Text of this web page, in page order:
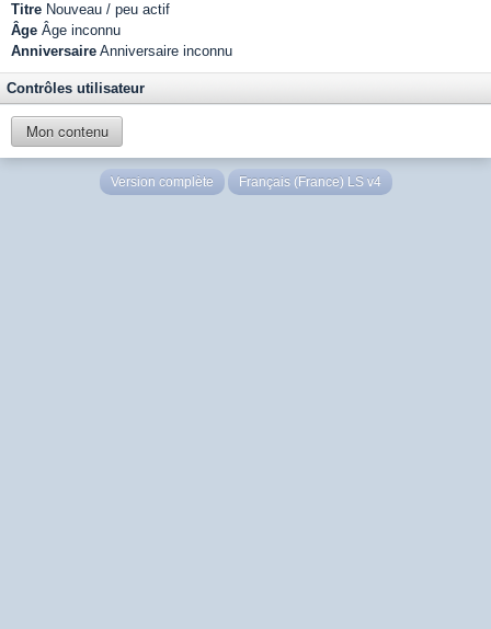
Titre Nouveau / peu actif
Âge Âge inconnu
Anniversaire Anniversaire inconnu
Contrôles utilisateur
Mon contenu
Version complète Français (France) LS v4